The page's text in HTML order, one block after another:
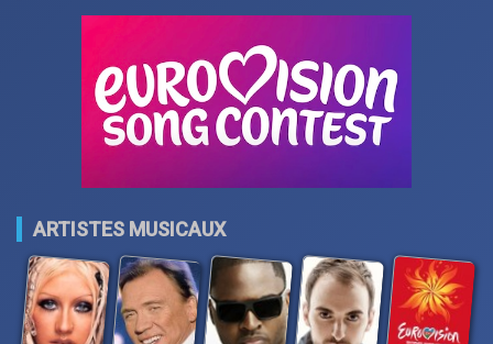
ARTISTES MUSICAUX